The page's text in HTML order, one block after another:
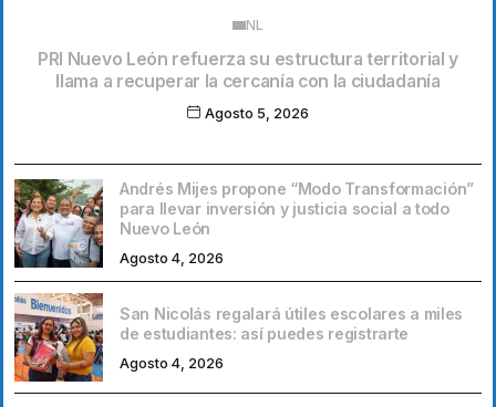
NL
PRI Nuevo León refuerza su estructura territorial y
llama a recuperar la cercanía con la ciudadanía
Agosto 5, 2026
Andrés Mijes propone “Modo Transformación”
para llevar inversión y justicia social a todo
Nuevo León
Agosto 4, 2026
San Nicolás regalará útiles escolares a miles
de estudiantes: así puedes registrarte
Agosto 4, 2026